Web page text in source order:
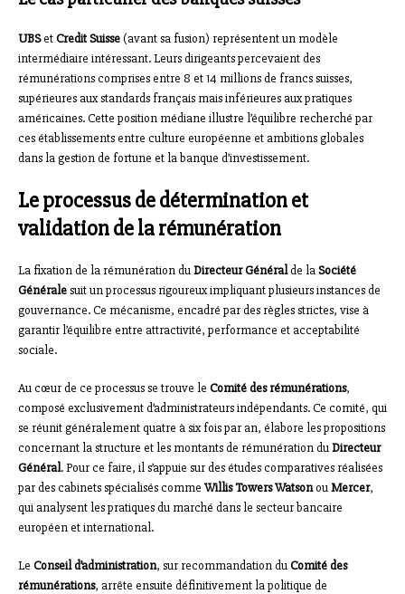
UBSetCredit Suisse(avant sa fusion) représentent un modèle
intermédiaire intéressant. Leurs dirigeants percevaient des
rémunérations comprises entre 8 et 14 millions de francs suisses,
supérieures aux standards français mais inférieures aux pratiques
américaines. Cette position médiane illustre l’équilibre recherché par
ces établissements entre culture européenne et ambitions globales
dans la gestion de fortune et la banque d’investissement.
Le processus de détermination et
validation de la rémunération
La fixation de la rémunération duDirecteur Généralde laSociété
Généralesuit un processus rigoureux impliquant plusieurs instances de
gouvernance. Ce mécanisme, encadré par des règles strictes, vise à
garantir l’équilibre entre attractivité, performance et acceptabilité
sociale.
Au cœur de ce processus se trouve le Comité des rémunérations,
composé exclusivement d’administrateurs indépendants. Ce comité, qui
se réunit généralement quatre à six fois par an, élabore les propositions
concernant la structure et les montants de rémunération duDirecteur
Général. Pour ce faire, il s’appuie sur des études comparatives réalisées
par des cabinets spécialisés comme Willis Towers WatsonouMercer,
qui analysent les pratiques du marché dans le secteur bancaire
européen et international.
Le Conseil d’administration, sur recommandation duComité des
rémunérations, arrête ensuite définitivement la politique de